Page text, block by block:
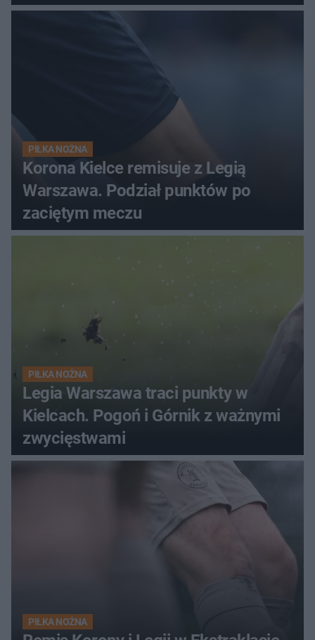
PIŁKA NOŻNA
Korona Kielce remisuje z Legią
Warszawa. Podział punktów po
zaciętym meczu
PIŁKA NOŻNA
Legia Warszawa traci punkty w
Kielcach. Pogoń i Górnik z ważnymi
zwycięstwami
PIŁKA NOŻNA